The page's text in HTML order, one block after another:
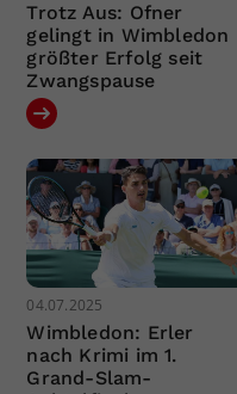
Trotz Aus: Ofner
gelingt in Wimbledon
größter Erfolg seit
Zwangspause
04.07.2025
Wimbledon: Erler
nach Krimi im 1.
Grand-Slam-